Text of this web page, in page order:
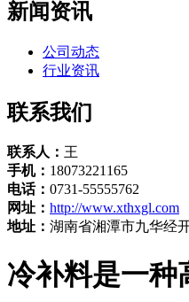
新闻资讯
公司动态
行业资讯
联系我们
联系人： 王
手机： 18073221165
电话： 0731-55555762
网址： http://www.xthxgl.com
地址： 湖南省湘潭市九华经
冷补料是一种